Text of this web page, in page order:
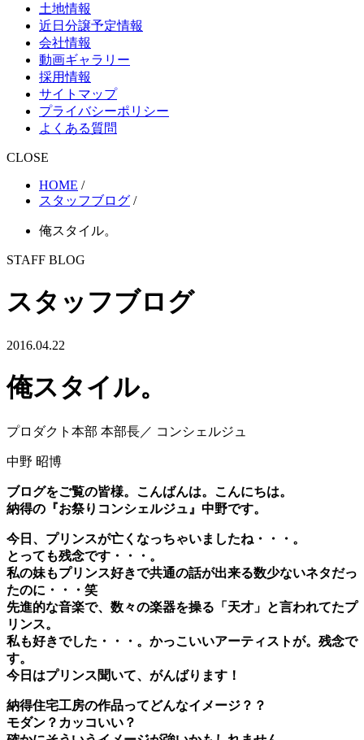
土地情報
近日分譲予定情報
会社情報
動画ギャラリー
採用情報
サイトマップ
プライバシーポリシー
よくある質問
CLOSE
HOME /
スタッフブログ /
俺スタイル。
STAFF BLOG
スタッフブログ
2016.04.22
俺スタイル。
プロダクト本部 本部長／ コンシェルジュ
中野 昭博
ブログをご覧の皆様。こんばんは。こんにちは。
納得の『お祭りコンシェルジュ』中野です。
今日、プリンスが亡くなっちゃいましたね・・・。
とっても残念です・・・。
私の妹もプリンス好きで共通の話が出来る数少ないネタだっ
たのに・・・笑
先進的な音楽で、数々の楽器を操る「天才」と言われてたプ
リンス。
私も好きでした・・・。かっこいいアーティストが。残念で
す。
今日はプリンス聞いて、がんばります！
納得住宅工房の作品ってどんなイメージ？？
モダン？カッコいい？